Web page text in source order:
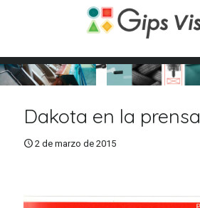
Dakota en la prensa
2 de marzo de 2015